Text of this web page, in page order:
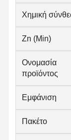
Αρχική
Σελίδα
Χημική
Zn (Min)
Ονομασία
προϊόντος
Εμφάνιση
Πακέτο